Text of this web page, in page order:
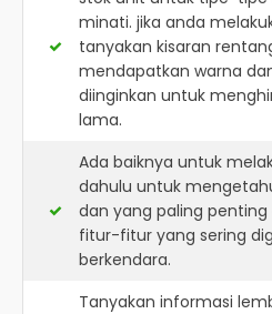
minati. jika anda
tanyakan kisaran
mendapatkan warna
diinginkan untuk
lama.
Ada baiknya untuk
dahulu untuk
dan yang paling
fitur-fitur yang sering
berkendara.
Tanyakan informasi